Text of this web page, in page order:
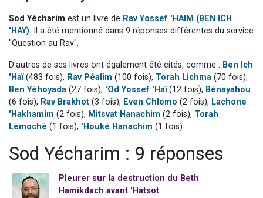
13 personnes viennent de demander une bénédiction
12 nouvelles musiques dans Torah-Box Music
2 personnes viennent de nous rejoindre sur WhatsApp
Sod Yécharim est un livre de Rav Yossef 'HAIM (BEN ICH
'HAY). Il a été mentionné dans 9 réponses différentes du service
"Question au Rav".
D'autres de ses livres ont également été cités, comme : Ben Ich
'Haï(483 fois), Rav Péalim (100 fois), Torah Lichma (70 fois),
Ben Yéhoyada (27 fois), 'Od Yossef 'Haï(12 fois), Bénayahou
(6 fois), Rav Brakhot (3 fois), Even Chlomo (2 fois), Lachone
'Hakhamim (2 fois), Mitsvat Hanachim (2 fois), Torah
Lémoché (1 fois), 'Houké Hanachim (1 fois).
Sod Yécharim : 9 réponses
Pleurer sur la destruction du Beth
Hamikdach avant 'Hatsot